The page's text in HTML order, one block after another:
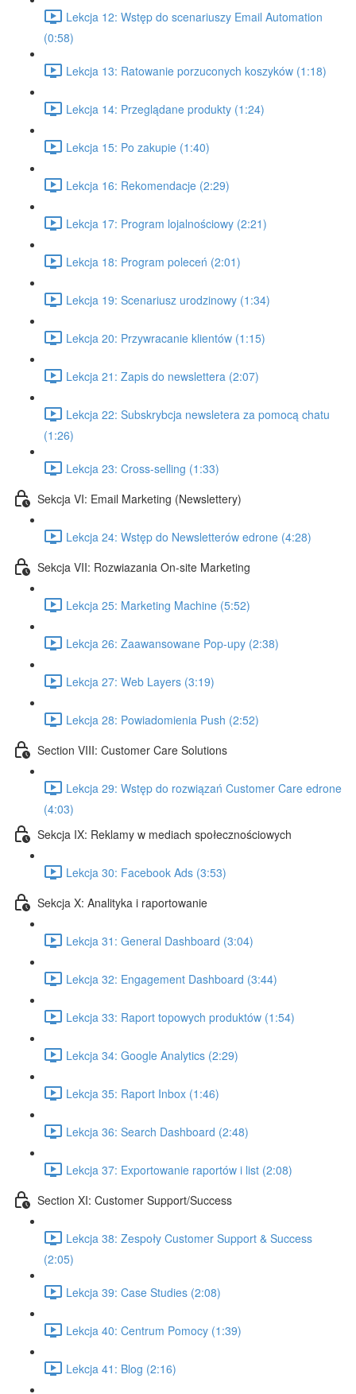
Lekcja 12: Wstęp do scenariuszy Email Automation
(0:58)
Lekcja 13: Ratowanie porzuconych koszyków (1:18)
Lekcja 14: Przeglądane produkty (1:24)
Lekcja 15: Po zakupie (1:40)
Lekcja 16: Rekomendacje (2:29)
Lekcja 17: Program lojalnościowy (2:21)
Lekcja 18: Program poleceń (2:01)
Lekcja 19: Scenariusz urodzinowy (1:34)
Lekcja 20: Przywracanie klientów (1:15)
Lekcja 21: Zapis do newslettera (2:07)
Lekcja 22: Subskrybcja newsletera za pomocą chatu
(1:26)
Lekcja 23: Cross-selling (1:33)
Sekcja VI: Email Marketing (Newslettery)
Lekcja 24: Wstęp do Newsletterów edrone (4:28)
Sekcja VII: Rozwiazania On-site Marketing
Lekcja 25: Marketing Machine (5:52)
Lekcja 26: Zaawansowane Pop-upy (2:38)
Lekcja 27: Web Layers (3:19)
Lekcja 28: Powiadomienia Push (2:52)
Section VIII: Customer Care Solutions
Lekcja 29: Wstęp do rozwiązań Customer Care edrone
(4:03)
Sekcja IX: Reklamy w mediach społecznościowych
Lekcja 30: Facebook Ads (3:53)
Sekcja X: Analityka i raportowanie
Lekcja 31: General Dashboard (3:04)
Lekcja 32: Engagement Dashboard (3:44)
Lekcja 33: Raport topowych produktów (1:54)
Lekcja 34: Google Analytics (2:29)
Lekcja 35: Raport Inbox (1:46)
Lekcja 36: Search Dashboard (2:48)
Lekcja 37: Exportowanie raportów i list (2:08)
Section XI: Customer Support/Success
Lekcja 38: Zespoły Customer Support & Success
(2:05)
Lekcja 39: Case Studies (2:08)
Lekcja 40: Centrum Pomocy (1:39)
Lekcja 41: Blog (2:16)